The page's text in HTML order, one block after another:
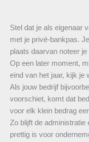
Stel dat je als eigenaar
met je privé-bankpas.
plaats daarvan noteer
Op een later moment,
eind van het jaar, kijk je
Als jouw bedrijf
voorschiet, komt dat
voor elk klein bedrag
Zo blijft de
prettig is voor